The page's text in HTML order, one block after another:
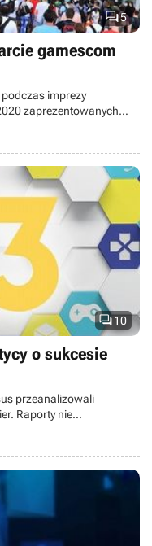
5
gamescom
podczas imprezy
zaprezentowanych
27 sierpnia o
10
o sukcesie
przeanalizowali
Raporty nie
E3 są zbędne -